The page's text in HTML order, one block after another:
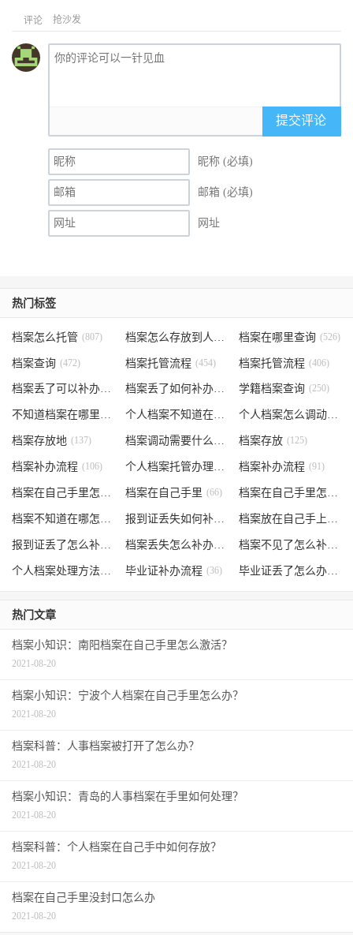
评论 抢沙发
提交评论
昵称 (必填)
邮箱 (必填)
网址
热门标签
档案怎么托管 (807) (535)
档案在哪里查询 (526)
档案查询 (472) 档案托管流程 (454) 档案托管流程 (406)
档案丢了可以补办吗 (371) 档案丢了如何补办 学籍档案查询 (250)
不知道档案在哪里 个人档案不知道在哪儿 (191) 个人档案怎么调动
档案存放地 (137) 档案调动需要什么手续 (130)
档案存放 (125)
档案补办流程 (106) 个人档案托管办理流程 (102)
档案补办流程 (91)
档案在自己手里怎么办 (85)
档案在自己手里 (66) 档案在自己手里怎么处理
档案不知道在哪怎么办 (62) 报到证丢失如何补办 (54) 档案放在自己手上
报到证丢了怎么补办 (52) 档案丢失怎么补办 档案不见了怎么补办
个人档案处理方法 毕业证补办流程 (36) 毕业证丢了怎么办
热门文章
档案小知识：南阳档案在自己手里怎么激活？
2021-08-20
档案小知识：宁波个人档案在自己手里怎么办？
2021-08-20
档案科普：人事档案被打开了怎么办？
2021-08-20
档案小知识：青岛的人事档案在手里如何处理？
2021-08-20
档案科普：个人档案在自己手中如何存放？
2021-08-20
档案在自己手里没封口怎么办
2021-08-20